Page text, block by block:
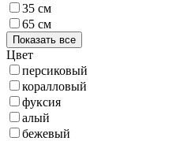
35 см
65 см
Показать все
Цвет
персиковый
коралловый
фуксия
алый
бежевый